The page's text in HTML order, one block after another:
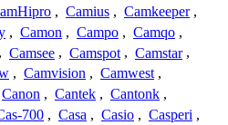
, Camius , Camkeeper ,
, Camon , Campo , Camqo ,
, Camsee , Camspot , Camstar ,
, Camvision , Camwest ,
Canon , Cantek , Cantonk ,
700 , Casa , Casio , Casperi ,